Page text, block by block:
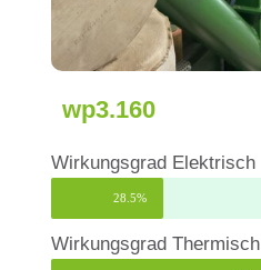
wp3.160
Wirkungsgrad Elektrisch
28.5%
Wirkungsgrad Thermisch